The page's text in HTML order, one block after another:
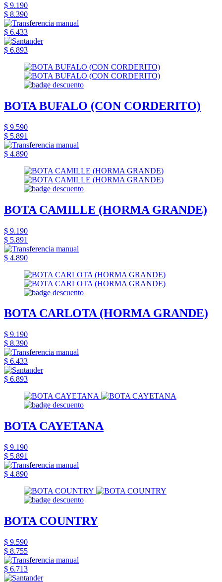
$ 9.190
$ 8.390
$ 6.433
$ 6.893
BOTA BUFALO (CON CORDERITO)
$ 9.590
$ 5.891
$ 4.890
BOTA CAMILLE (HORMA GRANDE)
$ 9.190
$ 5.891
$ 4.890
BOTA CARLOTA (HORMA GRANDE)
$ 9.190
$ 8.390
$ 6.433
$ 6.893
BOTA CAYETANA
$ 9.190
$ 5.891
$ 4.890
BOTA COUNTRY
$ 9.590
$ 8.755
$ 6.713